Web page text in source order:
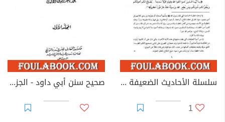
سلسلة الأحاديث الضعيفة والموضوعة - المجلد الرابع
1
صحيح سنن أبي داود - الجزء الأول